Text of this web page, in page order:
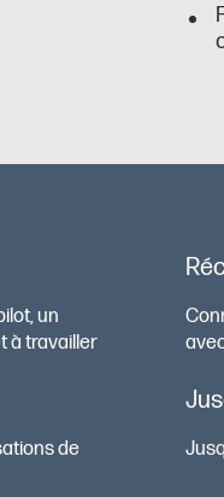
un
à travailler
de